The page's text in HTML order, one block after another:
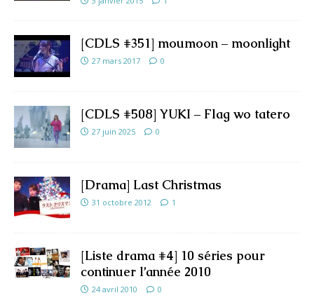
[CDLS #351] moumoon – moonlight
27 mars 2017 0
[CDLS #508] YUKI – Flag wo tatero
27 juin 2025 0
[Drama] Last Christmas
31 octobre 2012 1
[Liste drama #4] 10 séries pour
continuer l’année 2010
24 avril 2010 0